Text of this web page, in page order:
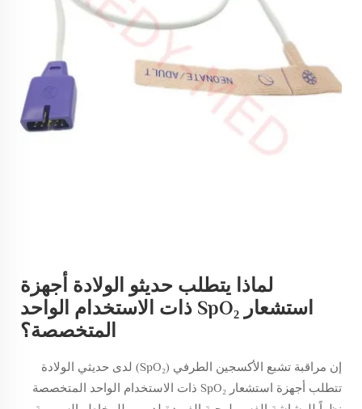
لماذا يتطلب حديثو الولادة أجهزة
استشعار SpO₂ ذات الاستخدام الواحد
المتخصصة؟
إن مراقبة تشبع الأكسجين الطرفي (SpO₂) لدى حديثي الولادة
تتطلب أجهزة استشعار SpO₂ ذات الاستخدام الواحد المتخصصة